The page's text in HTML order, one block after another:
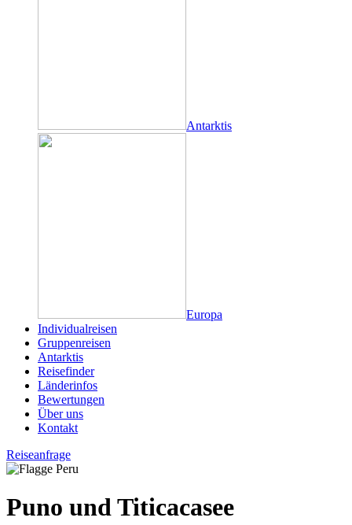
Antarktis
Europa
Individualreisen
Gruppenreisen
Antarktis
Reisefinder
Länderinfos
Bewertungen
Über uns
Kontakt
Reiseanfrage
Puno und Titicacasee